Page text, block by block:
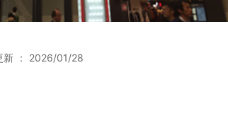
： 2026/01/28